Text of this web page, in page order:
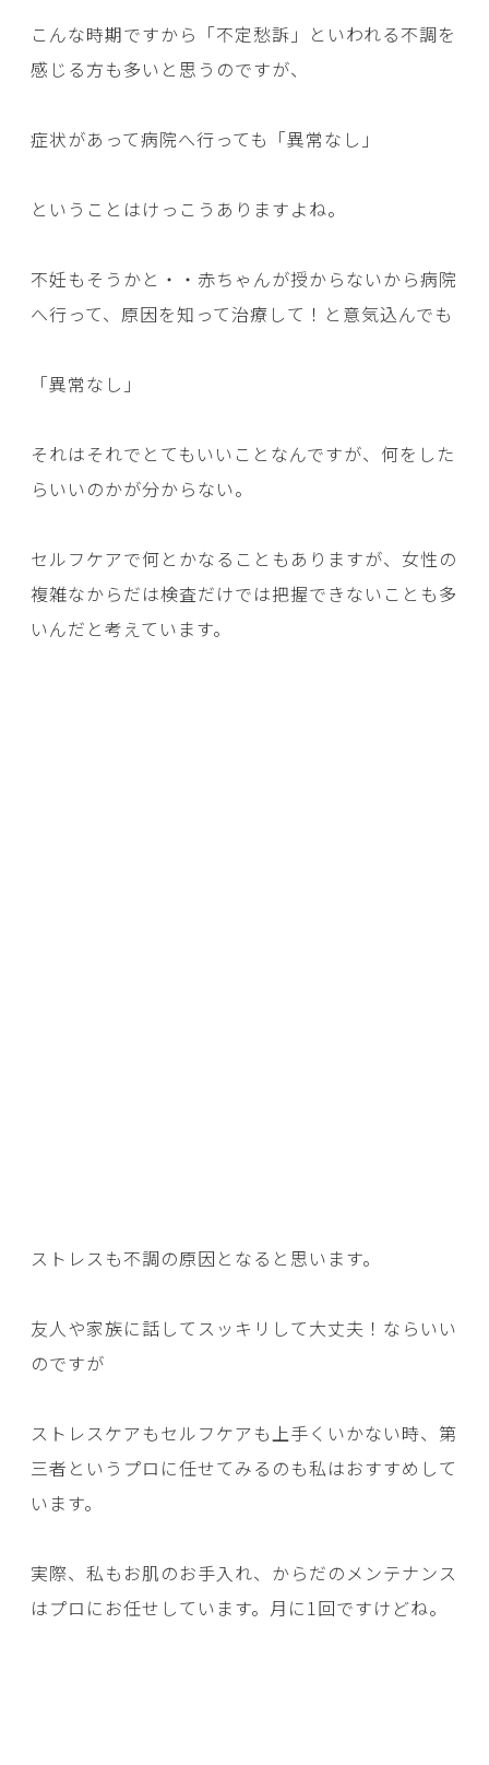
こんな時期ですから「不定愁訴」といわれる不調を
感じる方も多いと思うのですが、
症状があって病院へ行っても「異常なし」
ということはけっこうありますよね。
不妊もそうかと・・赤ちゃんが授からないから病院
へ行って、原因を知って治療して！と意気込んでも
「異常なし」
それはそれでとてもいいことなんですが、何をした
らいいのかが分からない。
セルフケアで何とかなることもありますが、女性の
複雑なからだは検査だけでは把握できないことも多
いんだと考えています。
ストレスも不調の原因となると思います。
友人や家族に話してスッキリして大丈夫！ならいい
のですが
ストレスケアもセルフケアも上手くいかない時、第
三者というプロに任せてみるのも私はおすすめして
います。
実際、私もお肌のお手入れ、からだのメンテナンス
はプロにお任せしています。月に1回ですけどね。